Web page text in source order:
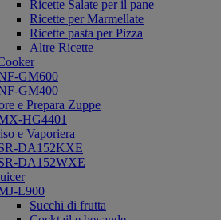
Ricette Salate per il pane
Ricette per Marmellate
Ricette pasta per Pizza
Altre Ricette
GM600
GM400
e Prepara Zuppe
HG4401
e Vaporiera
DA152KXE
DA152WXE
L900
Succhi di frutta